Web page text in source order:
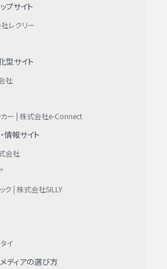
プサイト
レクリー
型サイト
社
カー | 株式会社e-Connect
情報サイト
会社
ク | 株式会社SILLY
イ
ディアの選び方